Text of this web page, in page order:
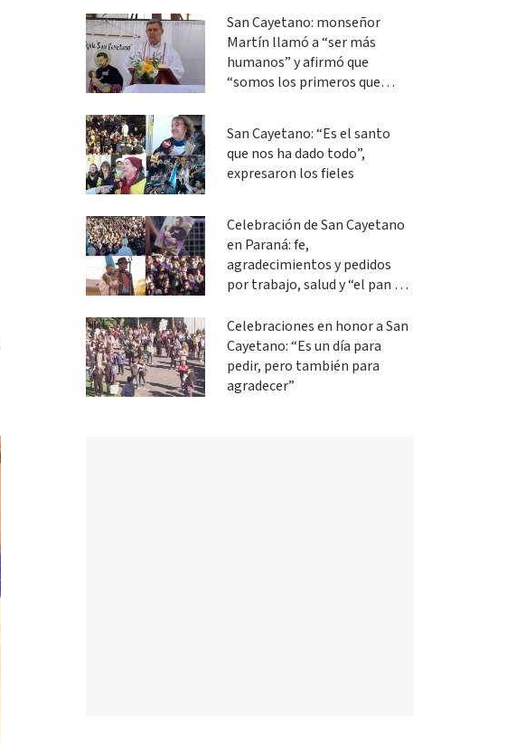
San Cayetano: monseñor
Martín llamó a “ser más
humanos” y afirmó que
“somos los primeros que
San Cayetano: “Es el santo
que nos ha dado todo”,
expresaron los fieles
Celebración de San Cayetano
en Paraná: fe,
agradecimientos y pedidos
por trabajo, salud y “el pan de
Celebraciones en honor a San
Cayetano: “Es un día para
pedir, pero también para
agradecer”